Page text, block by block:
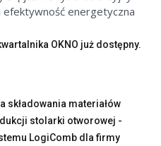
efektywność energetyczna
OKNO już dostępny.
składowania materiałów
stolarki otworowej -
LogiComb dla firmy